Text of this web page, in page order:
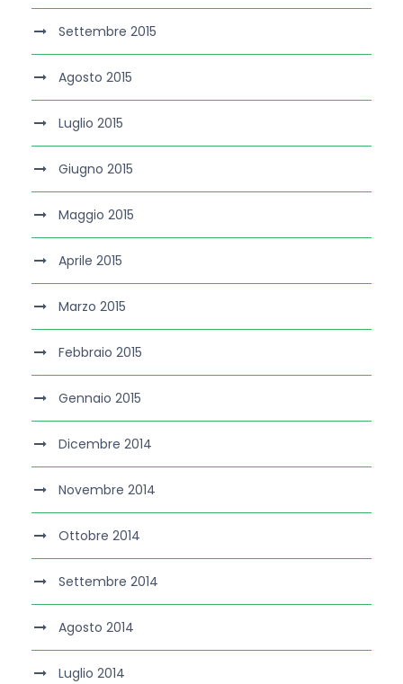
Settembre 2015
Agosto 2015
Luglio 2015
Giugno 2015
Maggio 2015
Aprile 2015
Marzo 2015
Febbraio 2015
Gennaio 2015
Dicembre 2014
Novembre 2014
Ottobre 2014
Settembre 2014
Agosto 2014
Luglio 2014